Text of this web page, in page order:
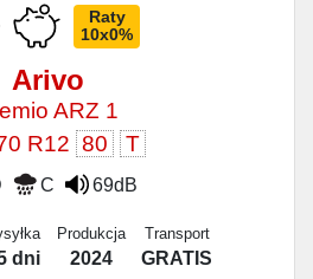
Raty
10x0%
Arivo
ARZ 1
R12 80 T
C 69dB
dni
Produkcja
2024
Transport
GRATIS